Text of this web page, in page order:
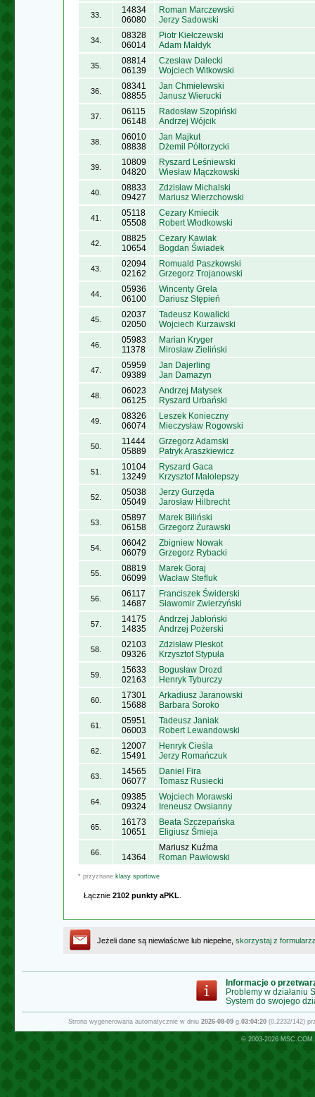
33.
14834
06080
Roman Marczewski
Jerzy Sadowski
34.
08328
06014
Piotr Kiełczewski
Adam Małdyk
35.
08814
06139
Czesław Dalecki
Wojciech Witkowski
36.
08341
08855
Jan Chmielewski
Janusz Wierucki
37.
06115
06148
Radosław Szopiński
Andrzej Wójcik
38.
06010
08838
Jan Majkut
Dżemil Półtorzycki
39.
10809
04820
Ryszard Leśniewski
Wiesław Mączkowski
40.
08833
09427
Zdzisław Michalski
Mariusz Wierzchowski
41.
05118
05508
Cezary Kmiecik
Robert Włodkowski
42.
08825
10654
Cezary Kawiak
Bogdan Świadek
43.
02094
02162
Romuald Paszkowski
Grzegorz Trojanowski
44.
05936
06100
Wincenty Grela
Dariusz Stępień
45.
02037
02050
Tadeusz Kowalicki
Wojciech Kurzawski
46.
05983
11378
Marian Kryger
Mirosław Zieliński
47.
05959
09389
Jan Dajerling
Jan Damazyn
48.
06023
06125
Andrzej Matysek
Ryszard Urbański
49.
08326
06074
Leszek Konieczny
Mieczysław Rogowski
50.
11444
05889
Grzegorz Adamski
Patryk Araszkiewicz
51.
10104
13249
Ryszard Gaca
Krzysztof Małolepszy
52.
05038
05049
Jerzy Gurzęda
Jarosław Hilbrecht
53.
05897
06158
Marek Biliński
Grzegorz Żurawski
54.
06042
06079
Zbigniew Nowak
Grzegorz Rybacki
55.
08819
06099
Marek Goraj
Wacław Stefluk
56.
06117
14687
Franciszek Świderski
Sławomir Zwierzyński
57.
14175
14835
Andrzej Jabłoński
Andrzej Pożerski
58.
02103
09326
Zdzisław Pleskot
Krzysztof Stypuła
59.
15633
02163
Bogusław Drozd
Henryk Tyburczy
60.
17301
15688
Arkadiusz Jaranowski
Barbara Soroko
61.
05951
06003
Tadeusz Janiak
Robert Lewandowski
62.
12007
15491
Henryk Cieśla
Jerzy Romańczuk
63.
14565
06077
Daniel Fira
Tomasz Rusiecki
64.
09385
09324
Wojciech Morawski
Ireneusz Owsianny
65.
16173
10651
Beata Szczepańska
Eligiusz Śmieja
66. 14364
Mariusz Kuźma
Roman Pawłowski
* przyznane klasy sportowe
Łącznie 2102 punkty aPKL
Jeżeli dane są niewłaściwe lub niepełne, skorzystaj z
Informacje o
Problemy w działaniu
System do swojego
Strona wygenerowana automatycznie w dniu 2026-08-09g.03:04:20(0.2232/142)
© 2003-2026